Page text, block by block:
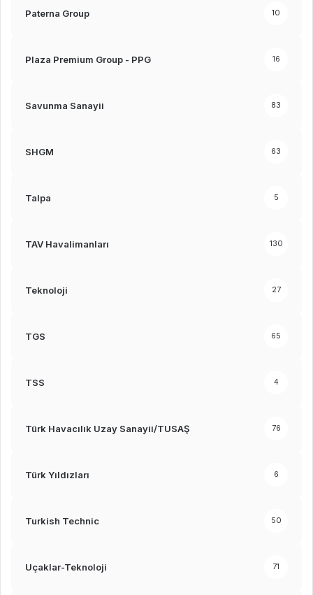
Paterna Group 10
Plaza Premium Group - PPG 16
Savunma Sanayii 83
SHGM 63
Talpa 5
TAV Havalimanları 130
Teknoloji 27
TGS 65
TSS 4
Türk Havacılık Uzay Sanayii/TUSAŞ 76
Türk Yıldızları 6
Turkish Technic 50
Uçaklar-Teknoloji 71